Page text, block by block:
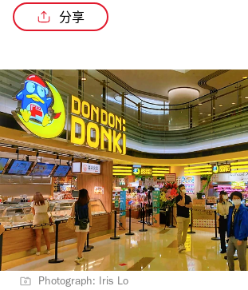
分享
Photograph: Iris Lo